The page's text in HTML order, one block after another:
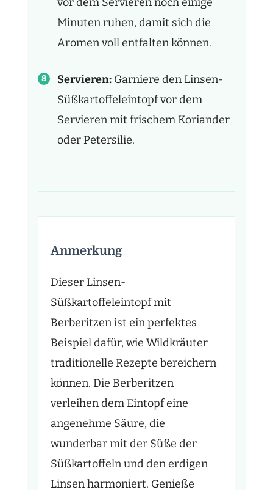
Minuten ruhen, damit sich die
Aromen voll entfalten können.
Servieren: Garniere den Linsen-
Süßkartoffeleintopf vor dem
Servieren mit frischem Koriander
oder Petersilie.
Anmerkung
Dieser Linsen-
Süßkartoffeleintopf mit
Berberitzen ist ein perfektes
Beispiel dafür, wie Wildkräuter
traditionelle Rezepte bereichern
können. Die Berberitzen
verleihen dem Eintopf eine
angenehme Säure, die
wunderbar mit der Süße der
Süßkartoffeln und den erdigen
Linsen harmoniert. Genieße